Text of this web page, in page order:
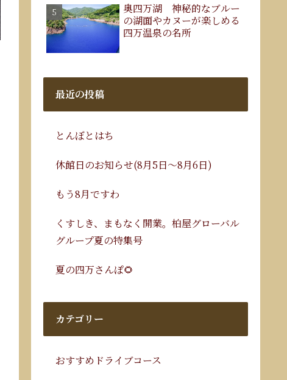
奥四万湖 神秘的なブルー
の湖面やカヌーが楽しめる
四万温泉の名所
最近の投稿
とんぼとはち
休館日のお知らせ(8月5日～8月6日)
もう8月ですわ
くすしき、まもなく開業。柏屋グローバル
グループ夏の特集号
夏の四万さんぽ🌻
カテゴリー
おすすめドライブコース